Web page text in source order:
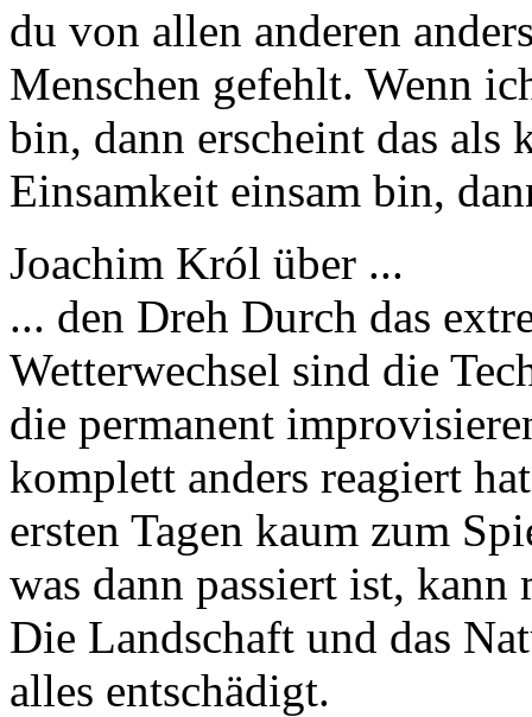
du von allen anderen
Menschen gefehlt. Wenn
bin, dann erscheint das als
Einsamkeit einsam bin,
Joachim Król über ...
... den Dreh Durch das
Wetterwechsel sind die
die permanent
komplett anders reagiert
ersten Tagen kaum zum
was dann passiert ist, kann
Die Landschaft und das
alles entschädigt.